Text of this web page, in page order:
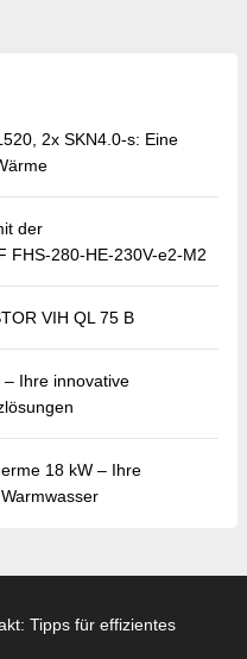
2x SKN4.0-s: Eine
der
FHS-280-HE-230V-e2-M2
VIH QL 75 B
– Ihre innovative
18 kW – Ihre
Tipps für effizientes